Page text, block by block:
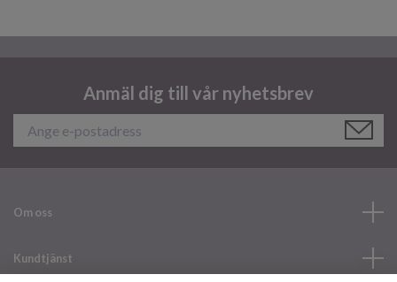
Anmäl dig till vår nyhetsbrev
Om oss
Kundtjänst